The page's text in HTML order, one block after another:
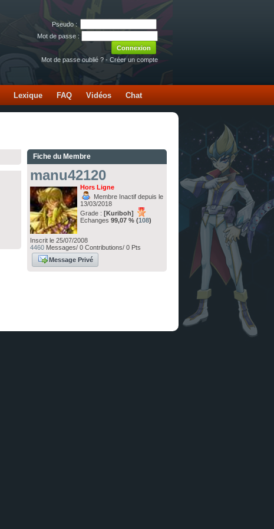
Pseudo :
Mot de passe :
Mot de passe oublié ? - Créer un compte
Lexique FAQ Vidéos Chat
Fiche du Membre
manu42120
Hors Ligne
Membre Inactif depuis le
13/03/2018
Grade : [Kuriboh]
Echanges 99,07 % (108)
Inscrit le 25/07/2008
4460Messages/ 0 Contributions/ 0 Pts
Message Privé